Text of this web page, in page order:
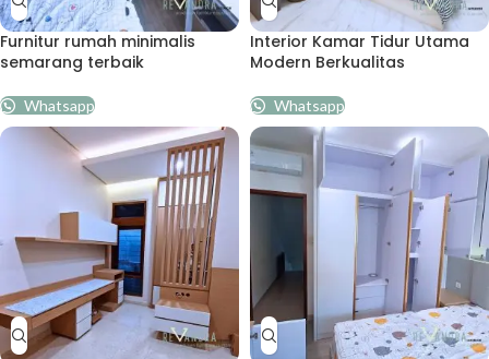
Furnitur rumah minimalis
semarang terbaik
Whatsapp
Interior Kamar Tidur Utama
Modern Berkualitas
Whatsapp